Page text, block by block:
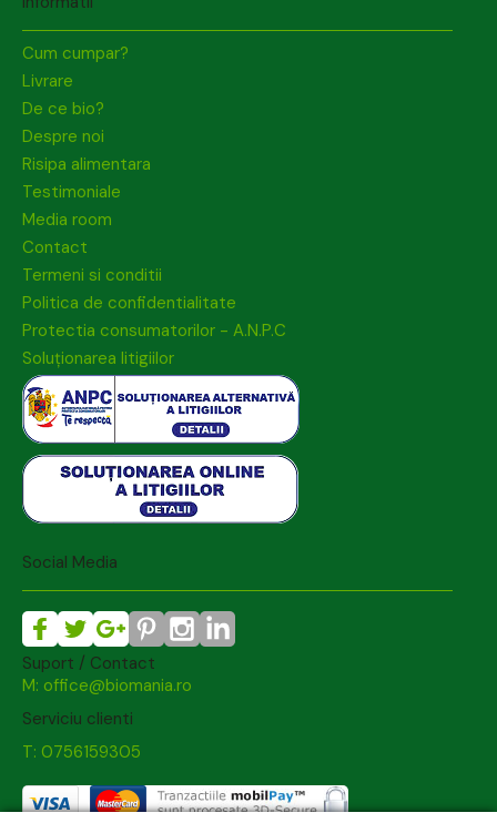
Cum cumpar?
Livrare
De ce bio?
Despre noi
Risipa alimentara
Testimoniale
Media room
Contact
Termeni si conditii
Politica de confidentialitate
Protectia consumatorilor - A.N.P.C
Soluționarea litigiilor
Social Media
Suport / Contact
M: office@biomania.ro
Serviciu clienti
T: 0756159305